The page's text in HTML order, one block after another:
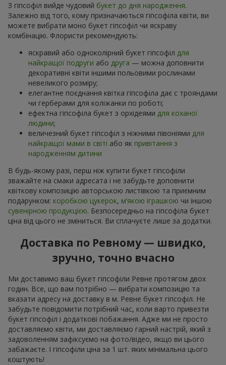
З гіпсофіл вийде чудовий букет до дня народження.
Залежно від того, кому призначаються гіпсофіла квіти, ви
можете вибрати моно букет гіпсофіл чи яскраву
комбінацію. Флористи рекомендують:
яскравий або одноколірний букет гіпсофіл для
найкращої подруги або друга — можна доповнити
декоративні квіти іншими польовими рослинами
невеликого розміру;
елегантне поєднання квітка гіпсофіла дає с трояндами
чи герберами для коліжанки по роботі;
ефектна гіпсофіла букет з орхідеями для коханої
людини;
величезний букет гіпсофіл з ніжними півоніями для
найкращої мами в світі або як привітання з
народженням дитини
В будь-якому разі, перш ніж купити букет гіпсофіли
зважайте на смаки адресата і не забудьте доповнити
квіткову композицію авторською листівкою та приємним
подарунком: коробкою цукерок, м’якою іграшкою чи іншою
сувенірною продукцією. Безпосередньо на гіпсофіла букет
ціна від цього не зміниться. Ви сплачуєте лише за додатки.
Доставка по Ревному — швидко,
зручно, точно вчасно
Ми доставимо ваш букет гіпсофіли Ревне протягом двох
годин. Все, що вам потрібно — вибрати композицію та
вказати адресу на доставку в м. Ревне букет гіпсофіл. Не
забудьте повідомити потрібний час, коли варто привезти
букет гіпсофіл і додаткові побажання. Адже ми не просто
доставляємо квіти, ми доставляємо гарний настрій, який з
задоволенням зафіксуємо на фото/відео, якщо ви цього
забажаєте. І гіпсофіли ціна за 1 шт. яких мінімальна цього
коштують!